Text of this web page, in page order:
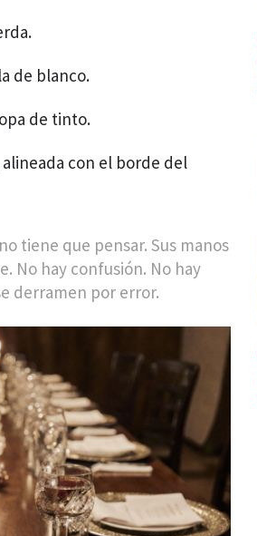
de blanco.
de tinto.
con el borde del
tiene que pensar. Sus manos
No hay confusión. No hay
derramen por error.